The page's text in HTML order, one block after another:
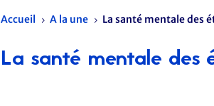
Accueil 5 A la une 5 La santé mentale des
La santé mentale des